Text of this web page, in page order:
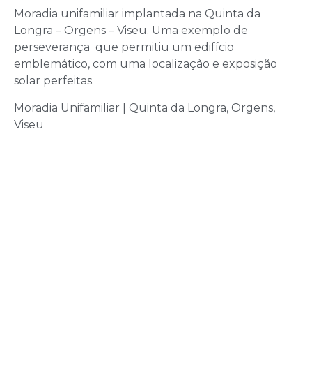
Moradia unifamiliar implantada na Quinta da
Longra – Orgens – Viseu. Uma exemplo de
perseverança que permitiu um edifício
emblemático, com uma localização e exposição
solar perfeitas.
Moradia Unifamiliar | Quinta da Longra, Orgens,
Viseu